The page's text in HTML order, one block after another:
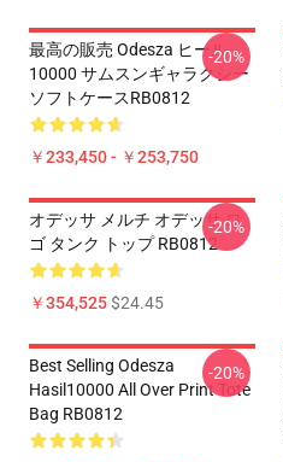
最高の販売 Odesza ヒール
10000 サムスンギャラクシー
ソフトケースRB0812
￥233,450 - ￥253,750
-20%
オデッサ メルチ オデッサ ロ
ゴ タンク トップ RB0812
￥354,525$24.45
-20%
Best Selling Odesza
Hasil10000 All Over Print Tote
Bag RB0812
-20%